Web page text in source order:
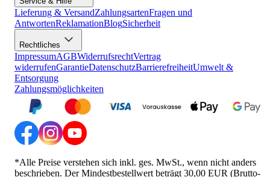
Lieferung & VersandZahlungsartenFragen und
AntwortenReklamationBlogSicherheit
Rechtliches
ImpressumAGBWiderrufsrechtVertrag
widerrufenGarantieDatenschutzBarrierefreiheitUmwelt &
Entsorgung
Zahlungsmöglichkeiten
*Alle Preise verstehen sich inkl. ges. MwSt., wenn nicht anders
beschrieben. Der Mindestbestellwert beträgt 30,00 EUR (Brutto-